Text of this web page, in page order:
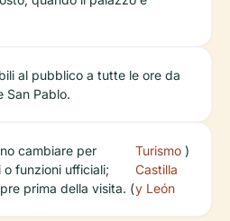
al pubblico a tutte le ore da
San Pablo.
cambiare per
funzioni ufficiali;
prima della visita. (
Turismo
Castilla
y León
)